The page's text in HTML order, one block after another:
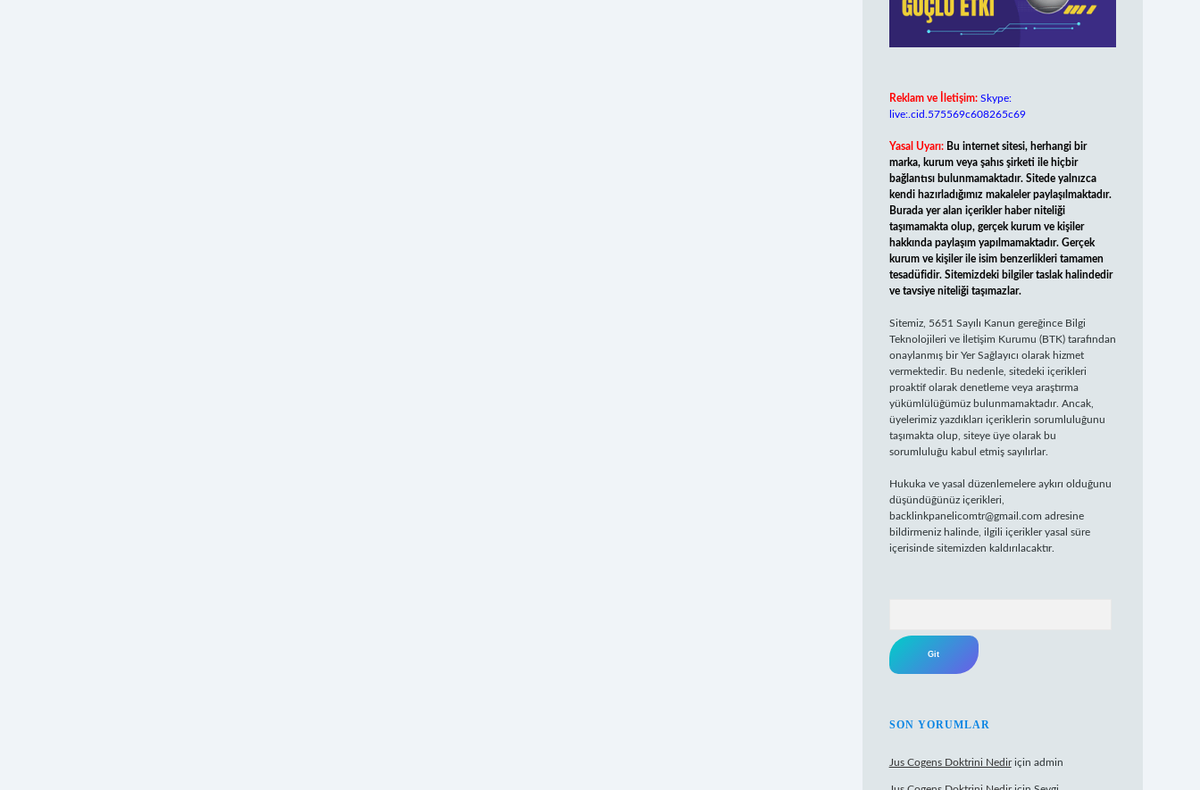
Reklam ve İletişim: Skype:
live:.cid.575569c608265c69
Yasal Uyarı: Bu internet sitesi, herhangi bir
marka, kurum veya şahıs şirketi ile hiçbir
bağlantısı bulunmamaktadır. Sitede yalnızca
kendi hazırladığımız makaleler paylaşılmaktadır.
Burada yer alan içerikler haber niteliği
taşımamakta olup, gerçek kurum ve kişiler
hakkında paylaşım yapılmamaktadır. Gerçek
kurum ve kişiler ile isim benzerlikleri tamamen
tesadüfidir. Sitemizdeki bilgiler taslak halindedir
ve tavsiye niteliği taşımazlar.
Sitemiz, 5651 Sayılı Kanun gereğince Bilgi
Teknolojileri ve İletişim Kurumu (BTK) tarafından
onaylanmış bir Yer Sağlayıcı olarak hizmet
vermektedir. Bu nedenle, sitedeki içerikleri
proaktif olarak denetleme veya araştırma
yükümlülüğümüz bulunmamaktadır. Ancak,
üyelerimiz yazdıkları içeriklerin sorumluluğunu
taşımakta olup, siteye üye olarak bu
sorumluluğu kabul etmiş sayılırlar.
Hukuka ve yasal düzenlemelere aykırı olduğunu
düşündüğünüz içerikleri,
backlinkpanelicomtr@gmail.com adresine
bildirmeniz halinde, ilgili içerikler yasal süre
içerisinde sitemizden kaldırılacaktır.
SON YORUMLAR
Jus Cogens Doktrini Nediriçin admin